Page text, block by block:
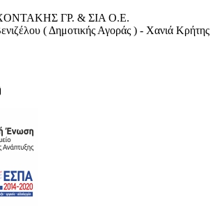
ΓΡ. & ΣΙΑ Ο.Ε.
( Δημοτικής Αγοράς ) - Χανιά Κρήτης